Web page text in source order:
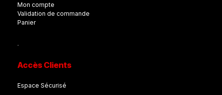
Mon compte
Validation de commande
Panier
.
Accès Clients
Espace Sécurisé